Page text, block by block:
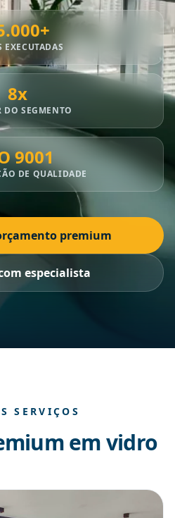
EXECUTADAS
8x
DO SEGMENTO
9001
DE QUALIDADE
premium
especialista
SERVIÇOS
em vidro